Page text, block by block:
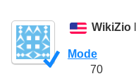
WikiZio
Mode
70